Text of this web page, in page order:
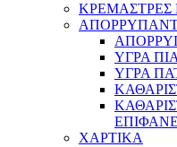
ΚΡΕΜΑΣΤΡΕΣ
ΥΓΡΑ
ΥΓΡΑ
ΧΑΡΤΙΚΑ